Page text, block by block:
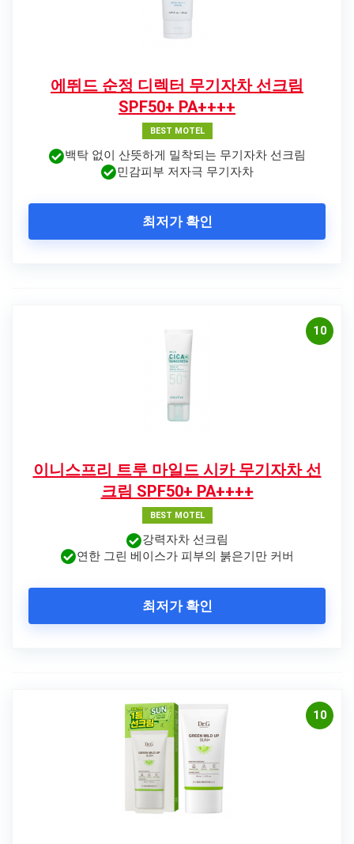
에뛰드 순정 디렉터 무기자차 선크림
SPF50+ PA++++
BEST MOTEL
백탁 없이 산뜻하게 밀착되는 무기자차 선크림
민감피부 저자극 무기자차
최저가 확인
10
이니스프리 트루 마일드 시카 무기자차 선
크림 SPF50+ PA++++
BEST MOTEL
강력자차 선크림
연한 그린 베이스가 피부의 붉은기만 커버
최저가 확인
10